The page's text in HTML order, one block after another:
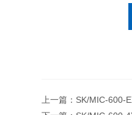
上一篇： SK/MIC-600-